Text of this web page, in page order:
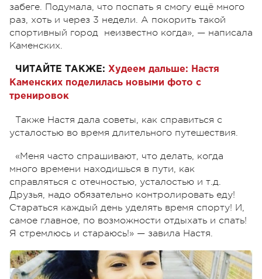
забеге. Подумала, что поспать я смогу ещё много
раз, хоть и через 3 недели. А покорить такой
спортивный город неизвестно когда», — написала
Каменских.
ЧИТАЙТЕ ТАКЖЕ: Худеем дальше: Настя
Каменских поделилась новыми фото с
тренировок
Также Настя дала советы, как справиться с
усталостью во время длительного путешествия.
«Меня часто спрашивают, что делать, когда
много времени находишься в пути, как
справляться с отечностью, усталостью и т.д.
Друзья, надо обязательно контролировать еду!
Стараться каждый день уделять время спорту! И,
самое главное, по возможности отдыхать и спать!
Я стремлюсь и стараюсь!» — завила Настя.